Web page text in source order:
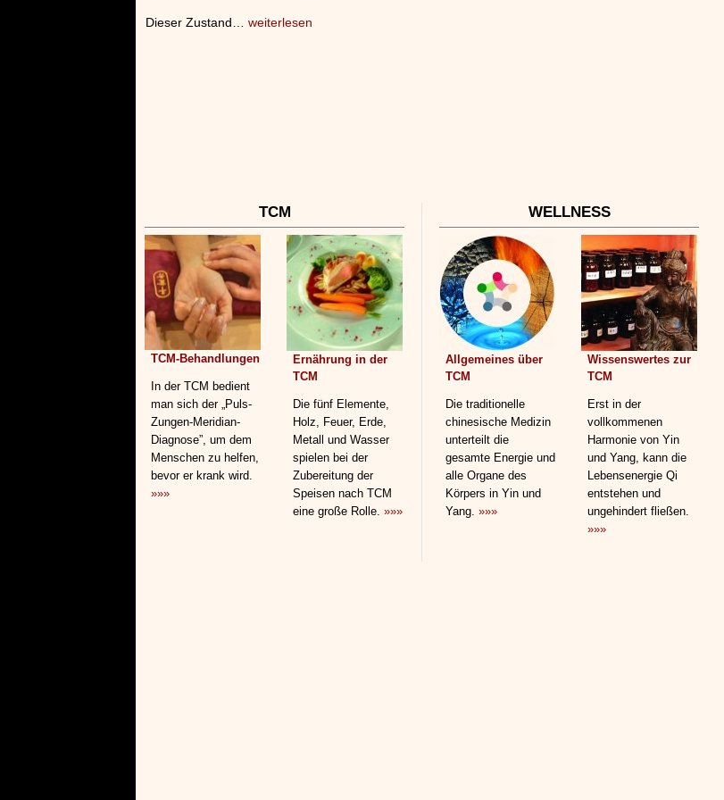
Dieser Zustand… weiterlesen
TCM
TCM-Behandlungen
In der TCM bedient
man sich der „Puls-
Zungen-Meridian-
Diagnose”, um dem
Menschen zu helfen,
bevor er krank wird.
»»»
Ernährung in der
TCM
Die fünf Elemente,
Holz, Feuer, Erde,
Metall und Wasser
spielen bei der
Zubereitung der
Speisen nach TCM
eine große Rolle. »»»
WELLNESS
Allgemeines über
TCM
Die traditionelle
chinesische Medizin
unterteilt die
gesamte Energie und
alle Organe des
Körpers in Yin und
Yang. »»»
Wissenswertes zur
TCM
Erst in der
vollkommenen
Harmonie von Yin
und Yang, kann die
Lebensenergie Qi
entstehen und
ungehindert fließen.
»»»